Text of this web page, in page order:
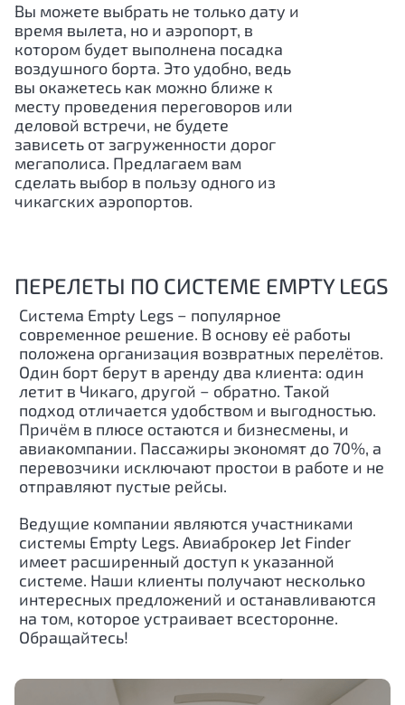
Вы можете выбрать не только дату и
время вылета, но и аэропорт, в
котором будет выполнена посадка
воздушного борта. Это удобно, ведь
вы окажетесь как можно ближе к
месту проведения переговоров или
деловой встречи, не будете
зависеть от загруженности дорог
мегаполиса. Предлагаем вам
сделать выбор в пользу одного из
чикагских аэропортов.
ПЕРЕЛЕТЫ ПО СИСТЕМЕ EMPTY LEGS
Система Empty Legs − популярное
современное решение. В основу её работы
положена организация возвратных перелётов.
Один борт берут в аренду два клиента: один
летит в Чикаго, другой − обратно. Такой
подход отличается удобством и выгодностью.
Причём в плюсе остаются и бизнесмены, и
авиакомпании. Пассажиры экономят до 70%, а
перевозчики исключают простои в работе и не
отправляют пустые рейсы.
Ведущие компании являются участниками
системы Empty Legs. Авиаброкер Jet Finder
имеет расширенный доступ к указанной
системе. Наши клиенты получают несколько
интересных предложений и останавливаются
на том, которое устраивает всесторонне.
Обращайтесь!